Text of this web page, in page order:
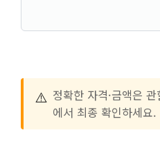
⚠️ 정확한 자격·금액은
에서 최종 확인하세요.